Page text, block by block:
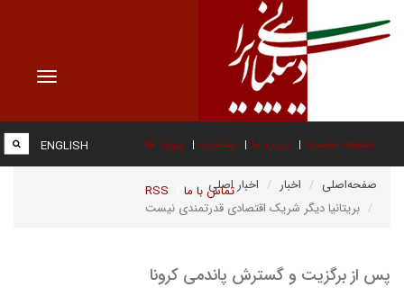
Toggle
صفحه نخست درباره ما عضویت پیوند ها
تماس با ما RSS
ENGLISH
صفحه‌اصلی اخبار
اخبار اصلی
بریتانیا دیگر شریک اقتصادی قدرتمندی نیست
پس از برگزیت و گسترش پاندمی کرونا